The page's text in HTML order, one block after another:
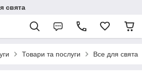
свята
Товари та послуги Все для свята